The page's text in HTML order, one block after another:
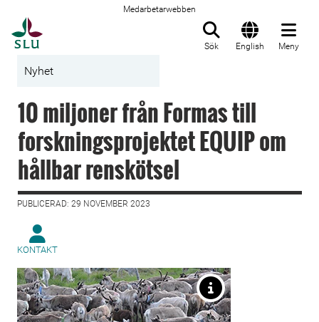
Medarbetarwebben
Sök English Meny
Nyhet
10 miljoner från Formas till
forskningsprojektet EQUIP om
hållbar renskötsel
PUBLICERAD: 29 NOVEMBER 2023
KONTAKT